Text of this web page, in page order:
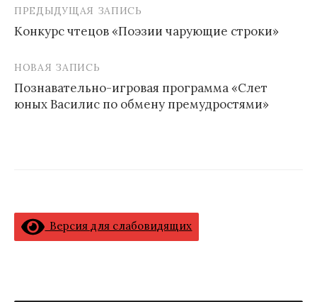
Навигация
записям
ПРЕДЫДУЩАЯ ЗАПИСЬ
Конкурс чтецов «Поэзии чарующие строки»
НОВАЯ ЗАПИСЬ
Познавательно-игровая программа «Слет
юных Василис по обмену премудростями»
Версия для слабовидящих